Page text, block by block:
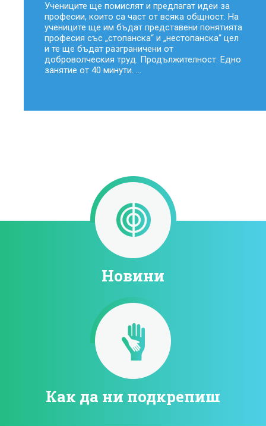
Учениците ще помислят и предлагат идеи за
професии, които са част от всяка общност. На
учениците ще им бъдат представени понятията
професия със „стопанска“ и „нестопанска“ цел
и те ще бъдат разграничени от
доброволческия труд. Продължителност: Едно
занятие от 40 минути. ...
Новини
Как да ни подкрепиш